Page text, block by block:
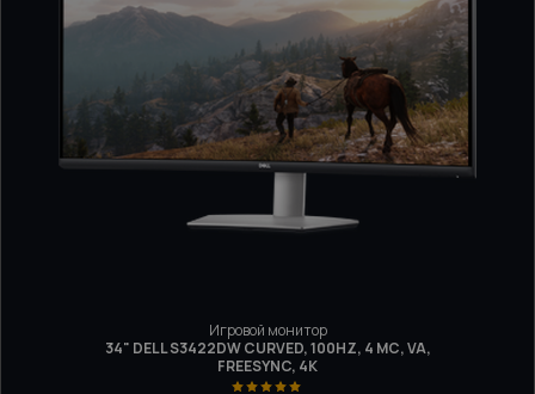
Игровой монитор
34" DELL S3422DW CURVED, 100HZ, 4 МС, VA,
FREESYNC, 4K